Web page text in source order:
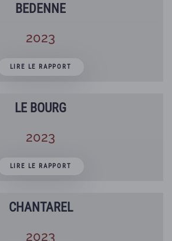
BEDENNE
2023
LIRE LE RAPPORT
LE BOURG
2023
LIRE LE RAPPORT
CHANTAREL
2023